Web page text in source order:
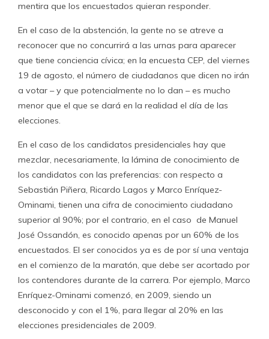
mentira que los encuestados quieran responder.
En el caso de la abstención, la gente no se atreve a
reconocer que no concurrirá a las urnas para aparecer
que tiene conciencia cívica; en la encuesta CEP, del viernes
19 de agosto, el número de ciudadanos que dicen no irán
a votar – y que potencialmente no lo dan – es mucho
menor que el que se dará en la realidad el día de las
elecciones.
En el caso de los candidatos presidenciales hay que
mezclar, necesariamente, la lámina de conocimiento de
los candidatos con las preferencias: con respecto a
Sebastián Piñera, Ricardo Lagos y Marco Enríquez-
Ominami, tienen una cifra de conocimiento ciudadano
superior al 90%; por el contrario, en el caso de Manuel
José Ossandón, es conocido apenas por un 60% de los
encuestados. El ser conocidos ya es de por sí una ventaja
en el comienzo de la maratón, que debe ser acortado por
los contendores durante de la carrera. Por ejemplo, Marco
Enríquez-Ominami comenzó, en 2009, siendo un
desconocido y con el 1%, para llegar al 20% en las
elecciones presidenciales de 2009.